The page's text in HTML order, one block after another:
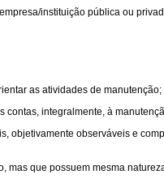
instituição pública ou
as atividades de manutenção;
integralmente, à
objetivamente observáveis e
mas que possuem mesma